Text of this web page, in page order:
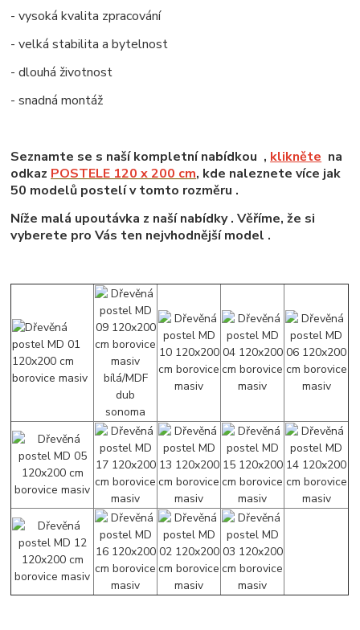
- vysoká kvalita zpracování
- velká stabilita a bytelnost
- dlouhá životnost
- snadná montáž
Seznamte se s naší kompletní nabídkou , klikněte na
odkaz POSTELE 120 x 200 cm, kde naleznete více jak
50 modelů postelí v tomto rozměru .
Níže malá upoutávka z naší nabídky . Věříme, že si
vyberete pro Vás ten nejvhodnější model .